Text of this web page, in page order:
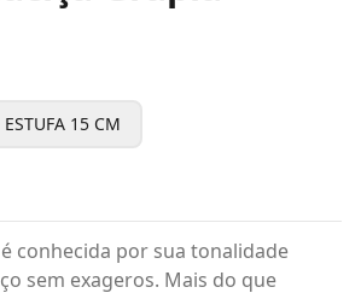
15 CM
é conhecida por sua tonalidade
sem exageros. Mais do que